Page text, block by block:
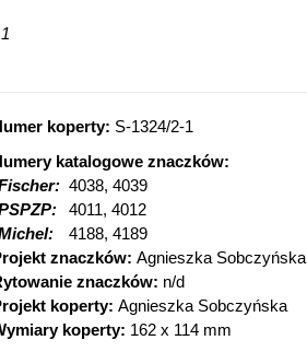
koperty: S-1324/2-1
katalogowe znaczków:
4038, 4039
4011, 4012
4188, 4189
znaczków: Agnieszka Sobczyńska
znaczków: n/d
koperty: Agnieszka Sobczyńska
koperty: 162 x 114 mm